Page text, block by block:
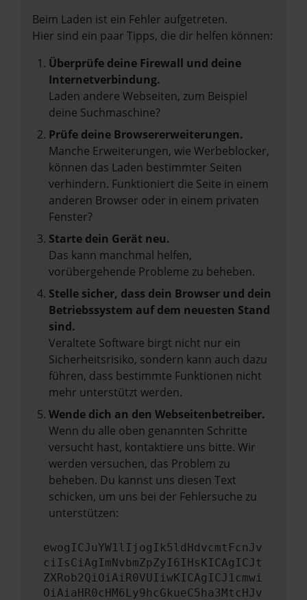
Beim Laden ist ein Fehler aufgetreten.
Hier sind ein paar Tipps, die dir helfen können:
Überprüfe deine Firewall und deine
Internetverbindung.
Laden andere Webseiten, zum Beispiel
deine Suchmaschine?
Prüfe deine Browsererweiterungen.
Manche Erweiterungen, wie Werbeblocker,
können das Laden bestimmter Seiten
verhindern. Funktioniert die Seite in einem
anderen Browser oder in einem privaten
Fenster?
Starte dein Gerät neu.
Das kann manchmal helfen,
vorübergehende Probleme zu beheben.
Stelle sicher, dass dein Browser und dein
Betriebssystem auf dem neuesten Stand
sind.
Veraltete Software birgt nicht nur ein
Sicherheitsrisiko, sondern kann auch dazu
führen, dass bestimmte Funktionen nicht
mehr unterstützt werden.
Wende dich an den Webseitenbetreiber.
Wenn du alle oben genannten Schritte
versucht hast, kontaktiere uns bitte. Wir
werden versuchen, das Problem zu
beheben. Du kannst uns diesen Text
schicken, um uns bei der Fehlersuche zu
unterstützen:
ewogICJuYW1lIjogIk5ldHdvcmtFcnJv
ciIsCiAgImNvbmZpZyI6IHsKICAgICJt
ZXRob2QiOiAiR0VUIiwKICAgICJ1cmwi
OiAiaHR0cHM6Ly9hcGkueC5ha3MtcHJv